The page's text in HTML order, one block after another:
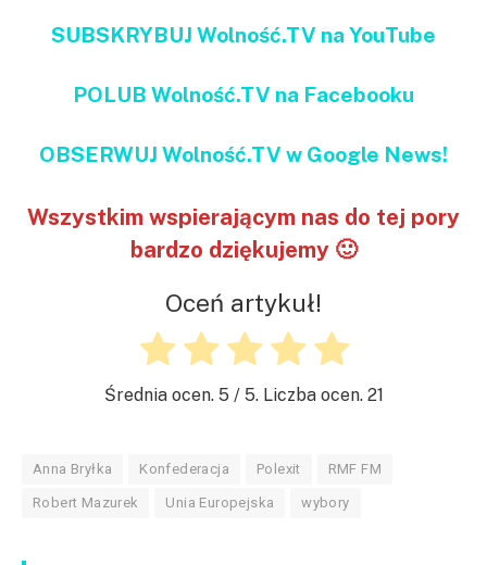
SUBSKRYBUJ Wolność.TV na YouTube
POLUB Wolność.TV na Facebooku
OBSERWUJ Wolność.TV w Google News!
Wszystkim wspierającym nas do tej pory
bardzo dziękujemy 🙂
Oceń artykuł!
Średnia ocen. 5 / 5. Liczba ocen. 21
Anna Bryłka Konfederacja Polexit RMF FM
Robert Mazurek Unia Europejska wybory